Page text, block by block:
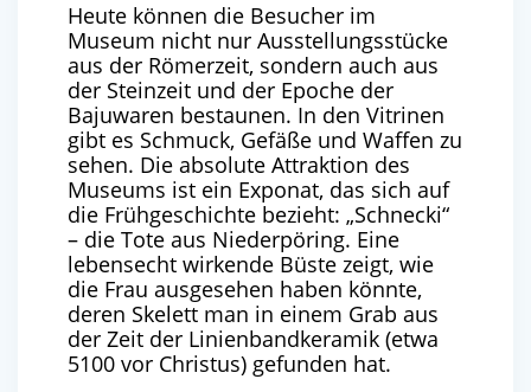
Heute können die Besucher im
Museum nicht nur Ausstellungsstücke
aus der Römerzeit, sondern auch aus
der Steinzeit und der Epoche der
Bajuwaren bestaunen. In den Vitrinen
gibt es Schmuck, Gefäße und Waffen zu
sehen. Die absolute Attraktion des
Museums ist ein Exponat, das sich auf
die Frühgeschichte bezieht: „Schnecki“
– die Tote aus Niederpöring. Eine
lebensecht wirkende Büste zeigt, wie
die Frau ausgesehen haben könnte,
deren Skelett man in einem Grab aus
der Zeit der Linienbandkeramik (etwa
5100 vor Christus) gefunden hat.